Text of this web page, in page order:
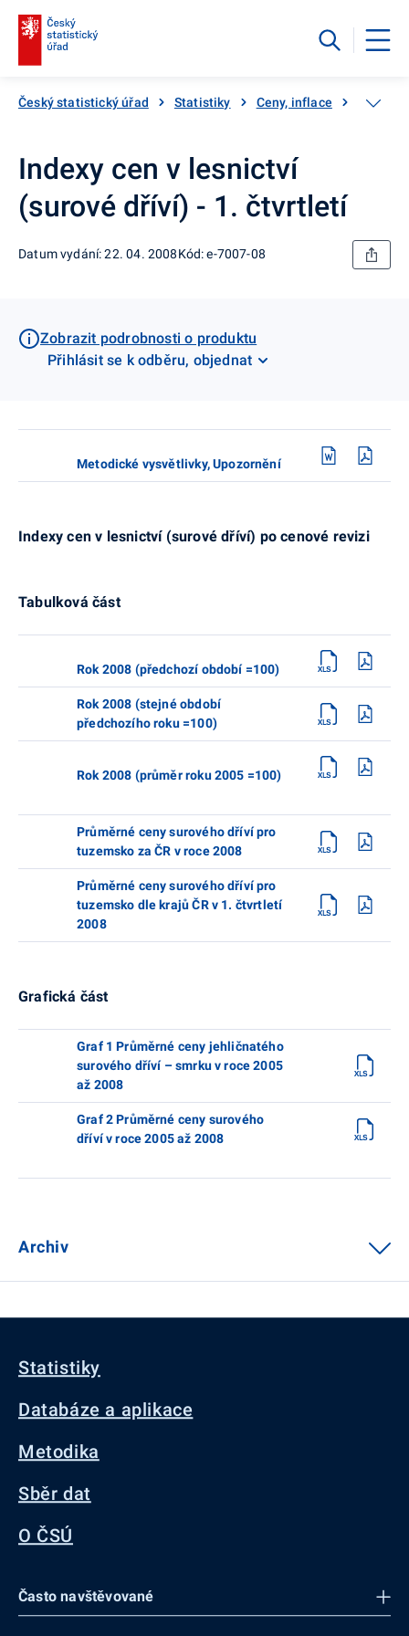
Český statistický úřad Statistiky Ceny, inflace Ceny
Indexy cen v lesnictví
(surové dříví) - 1. čtvrtletí
Datum vydání: 22. 04. 2008Kód: e-7007-08
Zobrazit podrobnosti o produktu
Přihlásit se k odběru, objednat
Metodické vysvětlivky, Upozornění
Indexy cen v lesnictví (surové dříví) po cenové revizi
Tabulková část
Rok 2008 (předchozí období =100)
Rok 2008 (stejné období
předchozího roku =100)
Rok 2008 (průměr roku 2005 =100)
Průměrné ceny surového dříví pro
tuzemsko za ČR v roce 2008
Průměrné ceny surového dříví pro
tuzemsko dle krajů ČR v 1. čtvrtletí
2008
Grafická část
Graf 1 Průměrné ceny jehličnatého
surového dříví – smrku v roce 2005
až 2008
Graf 2 Průměrné ceny surového
dříví v roce 2005 až 2008
Archiv
Statistiky
Databáze a aplikace
Metodika
Sběr dat
O ČSÚ
Často navštěvované